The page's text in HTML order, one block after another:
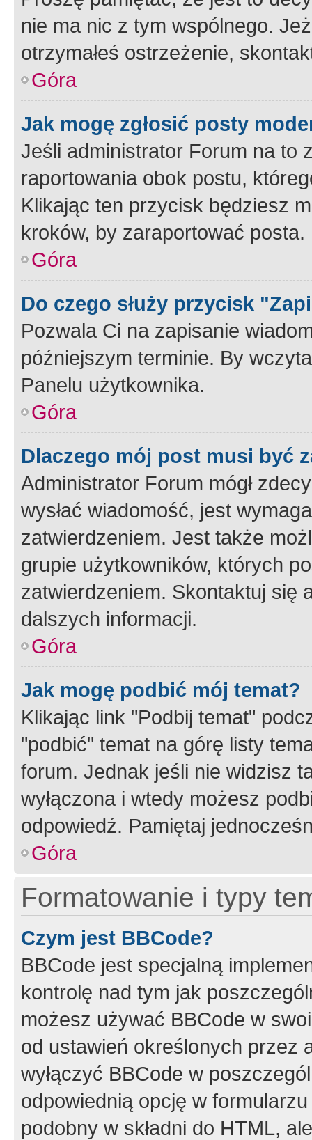
nie ma nic z tym wspólnego.
otrzymałeś ostrzeżenie,
Góra
Jak mogę zgłosić posty
Jeśli administrator Forum na to
raportowania obok postu,
Klikając ten przycisk będziesz
kroków, by zaraportować posta.
Góra
Do czego służy przycisk
Pozwala Ci na zapisanie
późniejszym terminie. By
Panelu użytkownika.
Góra
Dlaczego mój post musi być
Administrator Forum mógł
wysłać wiadomość, jest
zatwierdzeniem. Jest także
grupie użytkowników, których
zatwierdzeniem. Skontaktuj się
dalszych informacji.
Góra
Jak mogę podbić mój temat?
Klikając link "Podbij temat"
"podbić" temat na górę listy
forum. Jednak jeśli nie widzisz
wyłączona i wtedy możesz
odpowiedź. Pamiętaj
Góra
Formatowanie i typy
Czym jest BBCode?
BBCode jest specjalną
kontrolę nad tym jak
możesz używać BBCode w
od ustawień określonych przez
wyłączyć BBCode w
odpowiednią opcję w
podobny w składni do HTML,